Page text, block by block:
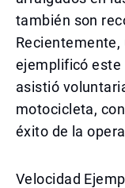
también son
Recientemente,
ejemplificó este
asistió
motocicleta,
éxito de la
Velocidad